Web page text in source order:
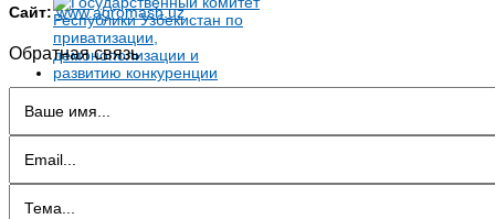
Сайт: www.agromash.uz
Обратная связь